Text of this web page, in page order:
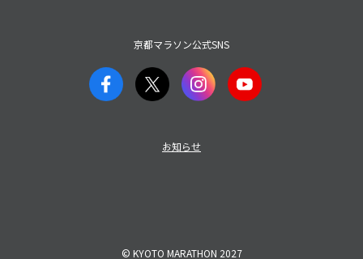
京都マラソン公式SNS
お知らせ
© KYOTO MARATHON 2027